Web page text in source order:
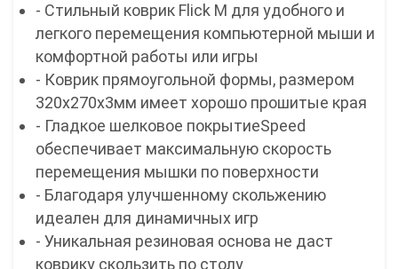
- Стильный коврик Flick M для удобного и
легкого перемещения компьютерной мыши и
комфортной работы или игры
- Коврик прямоугольной формы, размером
320x270x3мм имеет хорошо прошитые края
- Гладкое шелковое покрытиеSpeed
обеспечивает максимальную скорость
перемещения мышки по поверхности
- Благодаря улучшенному скольжению
идеален для динамичных игр
- Уникальная резиновая основа не даст
коврику скользить по столу